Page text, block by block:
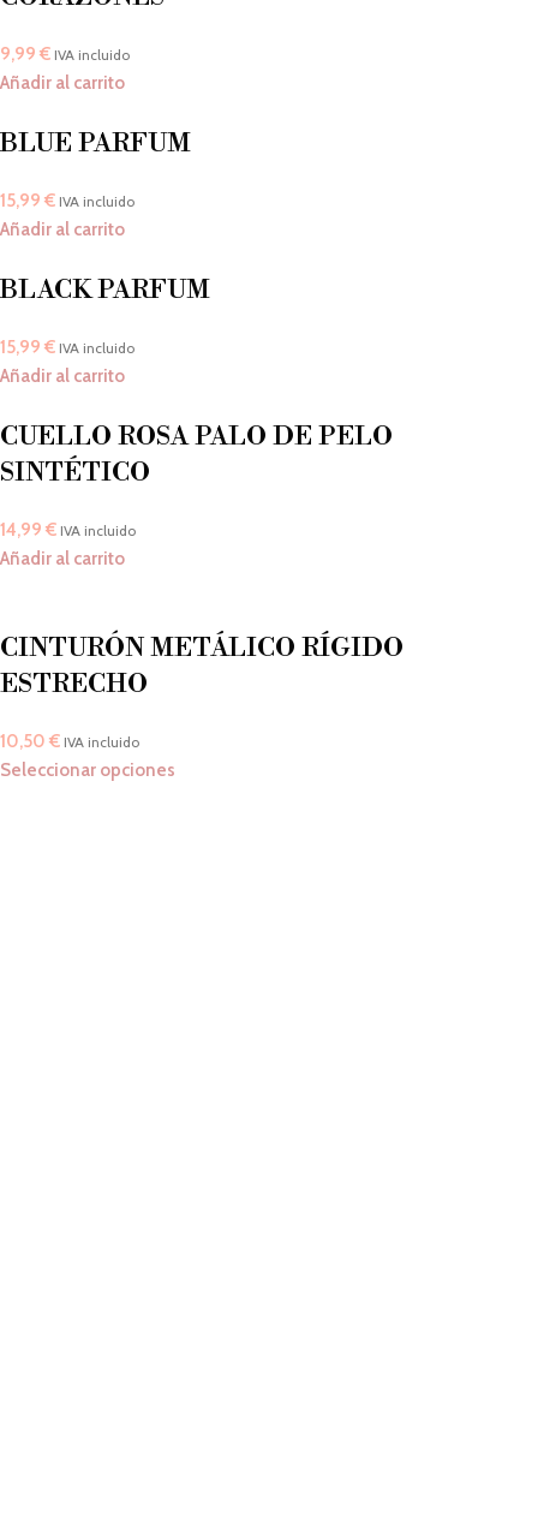
9,99 € IVA incluido
Añadir al carrito
BLUE PARFUM
15,99 € IVA incluido
Añadir al carrito
BLACK PARFUM
15,99 € IVA incluido
Añadir al carrito
CUELLO ROSA PALO DE PELO
SINTÉTICO
14,99 € IVA incluido
Añadir al carrito
CINTURÓN METÁLICO RÍGIDO
ESTRECHO
10,50 € IVA incluido
Seleccionar opciones